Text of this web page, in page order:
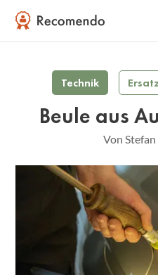
Technik
Beule aus
Von